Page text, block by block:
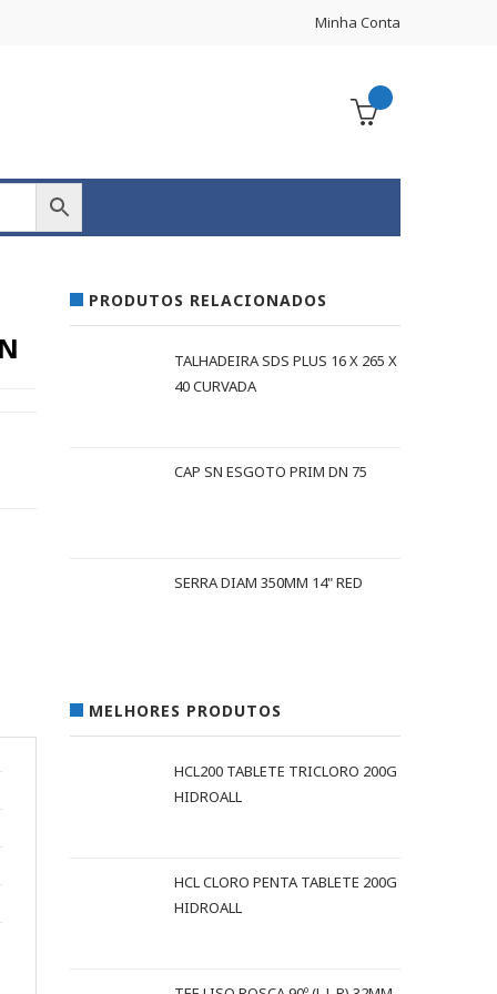
Minha Conta
PRODUTOS RELACIONADOS
TALHADEIRA SDS PLUS 16 X 265 X
40 CURVADA
CAP SN ESGOTO PRIM DN 75
SERRA DIAM 350MM 14" RED
MELHORES PRODUTOS
HCL200 TABLETE TRICLORO 200G
HIDROALL
HCL CLORO PENTA TABLETE 200G
HIDROALL